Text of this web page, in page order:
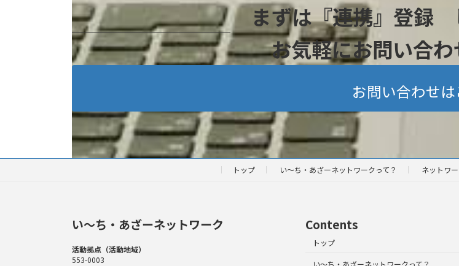
まずは『連携』登録
お気軽にお問い合
お問い合わせは
トップ い～ち・あざーネットワークって？ ネットワ
い〜ち・あざーネットワーク
活動拠点（活動地域）
553-0003
Contents
トップ
い～ち・あざーネットワークって？